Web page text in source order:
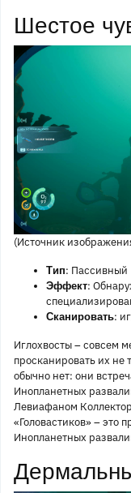
Шестое
(Источник
Тип: Пассивный
Эффект:
Сканировать:
Иглохвосты – совсем
просканировать их не
обычно нет: они
Инопланетных
Левиафаном
«Головастиков» – это
Инопланетных